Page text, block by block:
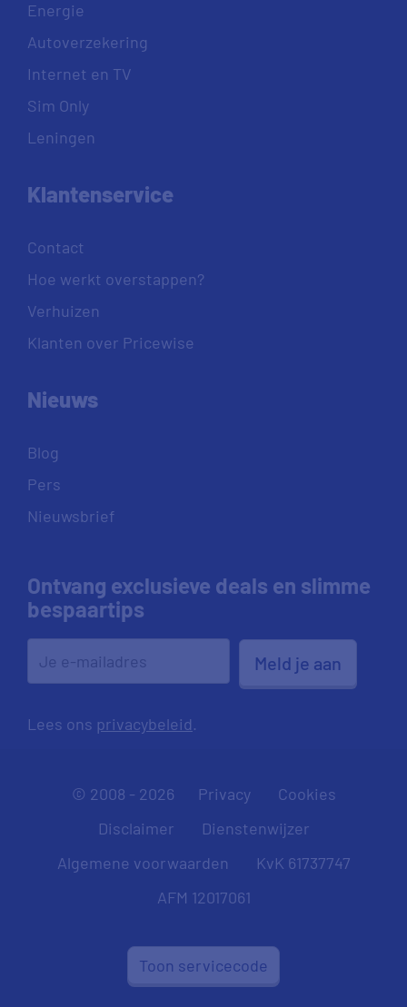
Energie
Autoverzekering
Internet en TV
Sim Only
Leningen
Klantenservice
Contact
Hoe werkt overstappen?
Verhuizen
Klanten over Pricewise
Nieuws
Blog
Pers
Nieuwsbrief
Ontvang exclusieve deals en slimme
bespaartips
Meld je aan
Lees ons privacybeleid.
© 2008 - 2026 Privacy
Cookies
Disclaimer
Dienstenwijzer
Algemene voorwaarden
KvK 61737747
AFM 12017061
Toon servicecode